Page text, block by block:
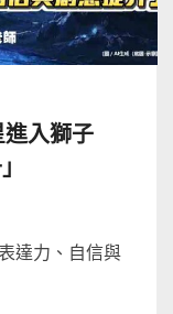
入獅子
達力、自信與